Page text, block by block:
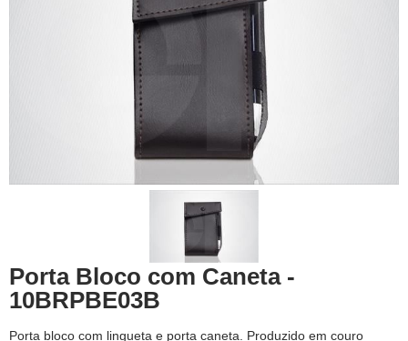
Porta Bloco com Caneta -
10BRPBE03B
Porta bloco com lingueta e porta caneta. Produzido em couro